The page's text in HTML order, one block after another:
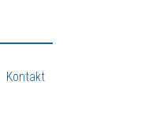
Kontakt